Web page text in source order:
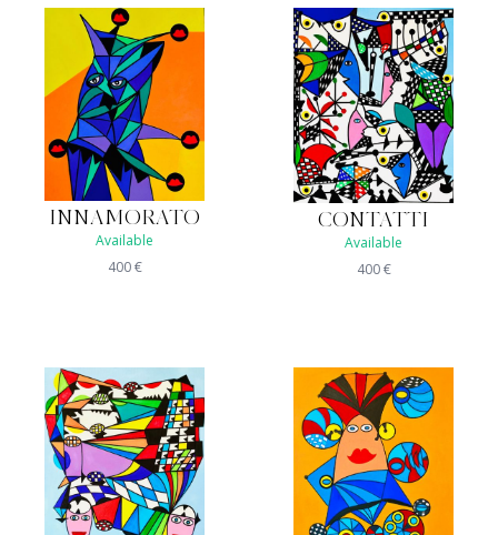
INNAMORATO
Available
400€
CONTATTI
Available
400€